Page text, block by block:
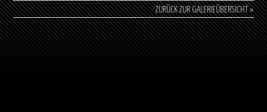
ZURÜCK ZUR GALERIEÜBERSICHT »